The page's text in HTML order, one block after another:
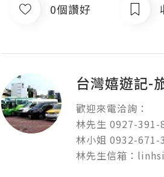
0個讚好
台灣嬉遊記-
歡迎來電洽詢：
林先生 0927-391-
林小姐 0932-671-
林先生信箱：